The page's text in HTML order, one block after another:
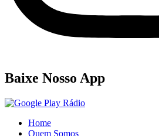
Baixe Nosso App
Home
Quem Somos